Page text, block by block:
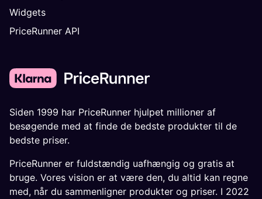
Widgets
PriceRunner API
Siden 1999 har PriceRunner hjulpet millioner af
besøgende med at finde de bedste produkter til de
bedste priser.
PriceRunner er fuldstændig uafhængig og gratis at
bruge. Vores vision er at være den, du altid kan regne
med, når du sammenligner produkter og priser. I 2022